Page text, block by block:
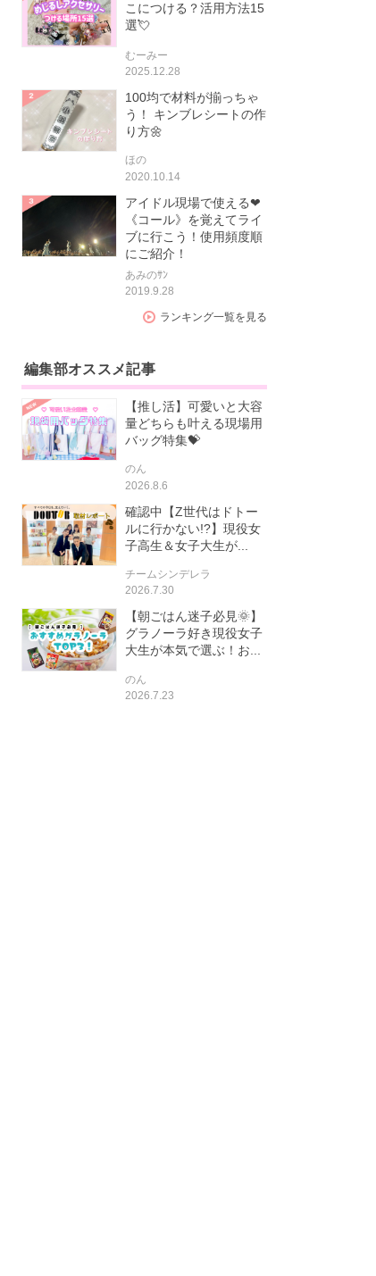
こにつける？活用方法15
選💘
むーみー
2025.12.28
100均で材料が揃っちゃ
う！ キンブレシートの作
り方🌼
ほの
2020.10.14
アイドル現場で使える❤
《コール》を覚えてライ
ブに行こう！使用頻度順
にご紹介！
あみのｻﾝ
2019.9.28
ランキング一覧を見る
編集部オススメ記事
【推し活】可愛いと大容
量どちらも叶える現場用
バッグ特集💝
のん
2026.8.6
確認中【Z世代はドトー
ルに行かない!?】現役女
子高生＆女子大生が...
チームシンデレラ
2026.7.30
【朝ごはん迷子必見🌞】
グラノーラ好き現役女子
大生が本気で選ぶ！お...
のん
2026.7.23